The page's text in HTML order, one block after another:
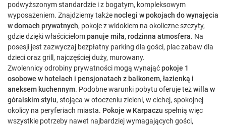
podwyższonym standardzie i z bogatym, kompleksowym
wyposażeniem. Znajdziemy takżenoclegi w pokojach do wynajęcia
w domach prywatnych, pokoje z widokiem na okoliczne szczyty,
gdzie dzięki właścicielompanuje miła, rodzinna atmosfera. Na
posesji jest zazwyczaj bezpłatny parking dla gości, plac zabaw dla
dzieci oraz grill, najczęściej duży, murowany.
Zwolennicy odrobiny prywatności mogą wynająćpokoje 1
osobowe w hotelach i pensjonatach z balkonem, łazienką i
aneksem kuchennym. Podobne warunki pobytu oferuje teżwilla w
góralskim stylu, stojąca w otoczeniu zieleni, w cichej, spokojnej
okolicy na peryferiach miasta. Pokoje w Karpaczu spełnią więc
wszystkie potrzeby nawet najbardziej wymagających gości,